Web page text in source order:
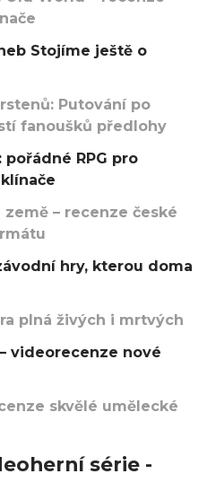
Stojíme ještě o
Putování po
fanoušků předlohy
pořádné RPG pro
země – recenze české
hry, kterou doma
plná živých i mrtvých
videorecenze nové
skvělé umělecké
série -